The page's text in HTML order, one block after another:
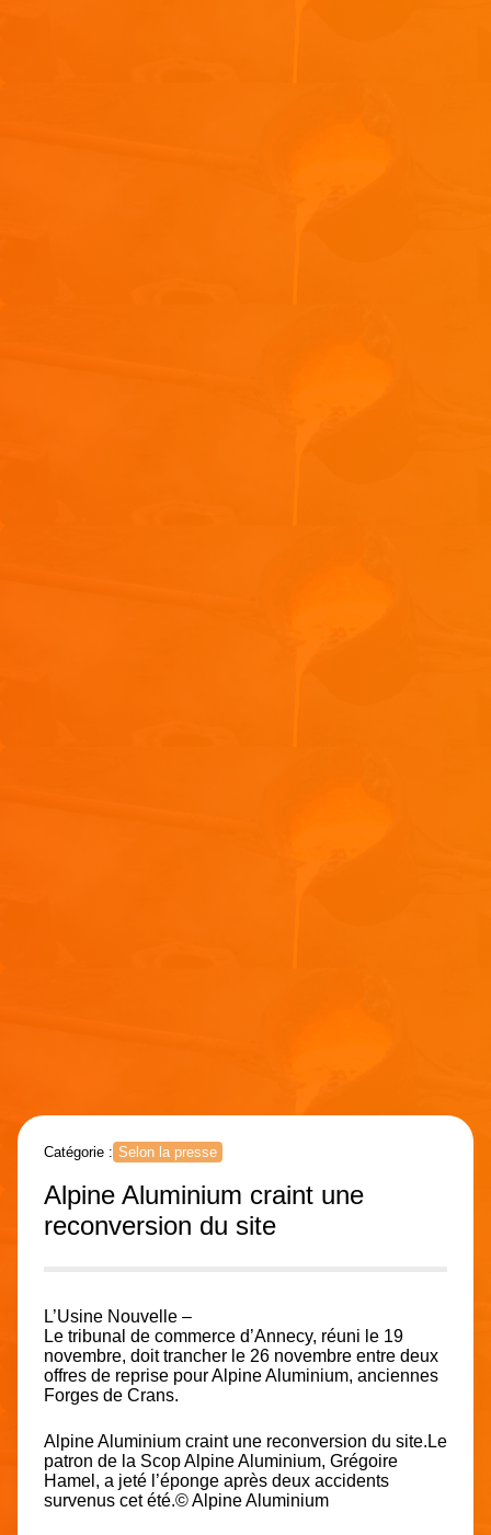
Catégorie : Selon la presse
Alpine Aluminium craint une
reconversion du site
L’Usine Nouvelle –
Le tribunal de commerce d’Annecy, réuni le 19
novembre, doit trancher le 26 novembre entre deux
offres de reprise pour Alpine Aluminium, anciennes
Forges de Crans.
Alpine Aluminium craint une reconversion du site.Le
patron de la Scop Alpine Aluminium, Grégoire
Hamel, a jeté l’éponge après deux accidents
survenus cet été.© Alpine Aluminium